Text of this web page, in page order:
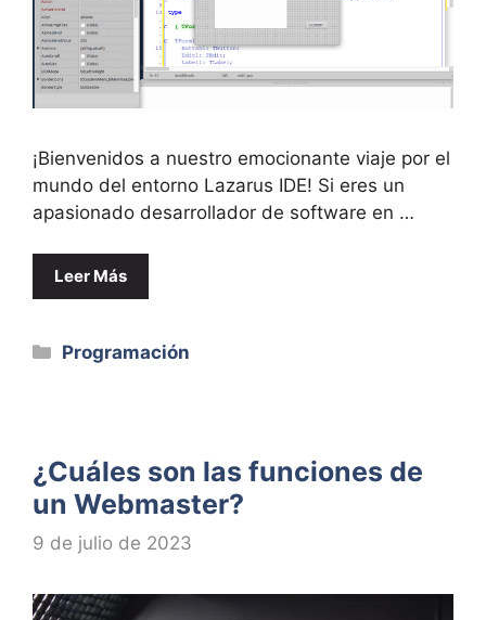
¡Bienvenidos a nuestro emocionante viaje por el
mundo del entorno Lazarus IDE! Si eres un
apasionado desarrollador de software en …
Leer Más
Categorías
Programación
¿Cuáles son las funciones de
un Webmaster?
9 de julio de 2023